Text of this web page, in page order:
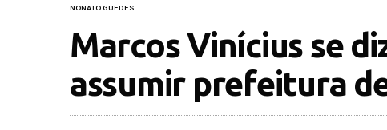
NONATO GUEDES
Marcos Vinícius se
assumir prefeitura